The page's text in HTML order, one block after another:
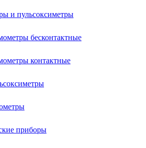
и пульсоксиметры
бесконтактные
контактные
приборы